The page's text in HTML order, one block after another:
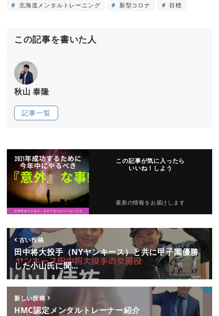
北海道メンタルトレーニング
新型コロナ 目標
この記事を書いた人
秋山 泰隆
記事一覧
この記事が気に入ったら
いいね！しよう
最新の情報をお届けします
古い投稿
田中将大投手（NYヤンキース）と共に甲子園優勝
した小山氏に聞…
新しい投稿
HMC認定メンタルトレーナー紹介